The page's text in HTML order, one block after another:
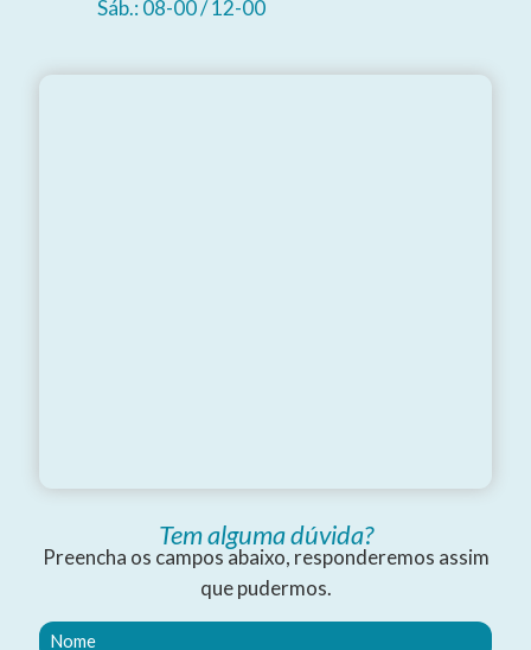
Sáb.: 08-00 / 12-00
Tem alguma dúvida?
Preencha os campos abaixo, responderemos assim
que pudermos.